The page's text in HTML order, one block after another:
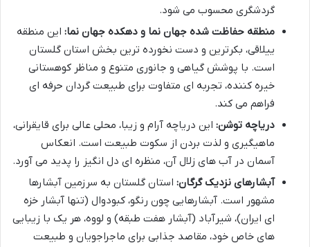
گردشگری محسوب می شود.
منطقه حفاظت شده جهان نما و دهکده جهان نما: این منطقه
ییلاقی، بکرترین و دست نخورده ترین بخش استان گلستان
است. با پوشش گیاهی و جانوری متنوع و مناظر کوهستانی
خیره کننده، تجربه ای متفاوت برای طبیعت گردان حرفه ای
فراهم می کند.
دریاچه توشن: این دریاچه آرام و زیبا، محلی عالی برای قایقرانی،
ماهیگیری و لذت بردن از سکوت طبیعت است. انعکاس
آسمان در آب های زلال آن، منظره ای دل انگیز را پدید می آورد.
آبشارهای نزدیک گرگان: استان گلستان به سرزمین آبشارها
مشهور است. آبشارهایی چون رنگو، کبودوال (تنها آبشار خزه
ای ایران)، شیرآباد (آبشار هفت طبقه) و لووه، هر یک با زیبایی
های خاص خود، مقاصد جذابی برای ماجراجویان و طبیعت